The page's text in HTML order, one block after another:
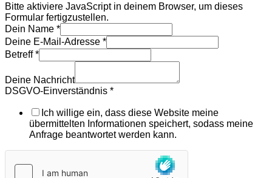
Bitte aktiviere JavaScript in deinem Browser, um dieses
Formular fertigzustellen.
Dein Name *
Deine E-Mail-Adresse *
Betreff*
Deine Nachricht
DSGVO-Einverständnis *
Ich willige ein, dass diese Website meine
übermittelten Informationen speichert, sodass meine
Anfrage beantwortet werden kann.